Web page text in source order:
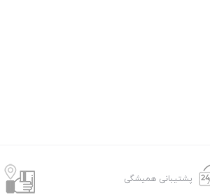
پشتیبانی همیشگی